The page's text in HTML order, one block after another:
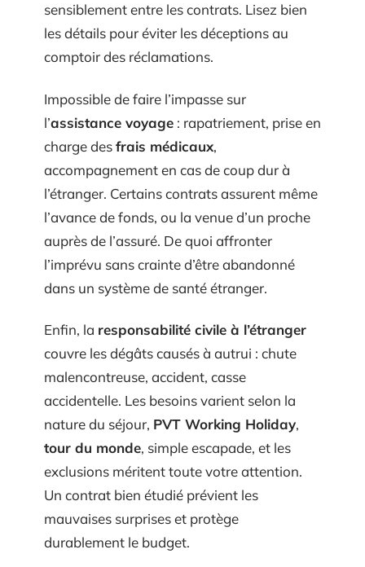
sensiblement entre les contrats. Lisez bien
les détails pour éviter les déceptions au
comptoir des réclamations.
Impossible de faire l’impasse sur
l’assistance voyage : rapatriement, prise en
charge desfrais médicaux,
accompagnement en cas de coup dur à
l’étranger. Certains contrats assurent même
l’avance de fonds, ou la venue d’un proche
auprès de l’assuré. De quoi affronter
l’imprévu sans crainte d’être abandonné
dans un système de santé étranger.
Enfin, la responsabilité civile à l’étranger
couvre les dégâts causés à autrui : chute
malencontreuse, accident, casse
accidentelle. Les besoins varient selon la
nature du séjour, PVT Working Holiday,
tour du monde, simple escapade, et les
exclusions méritent toute votre attention.
Un contrat bien étudié prévient les
mauvaises surprises et protège
durablement le budget.